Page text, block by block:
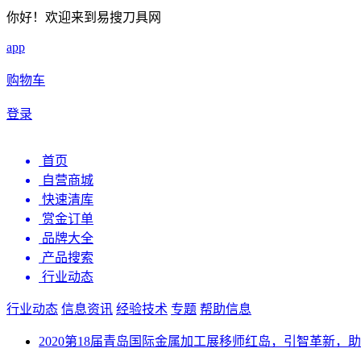
你好！欢迎来到易搜刀具网
app
购物车
登录
首页
自营商城
快速清库
赏金订单
品牌大全
产品搜索
行业动态
行业动态 信息资讯 经验技术 专题 帮助信息
2020第18届青岛国际金属加工展移师红岛，引智革新，